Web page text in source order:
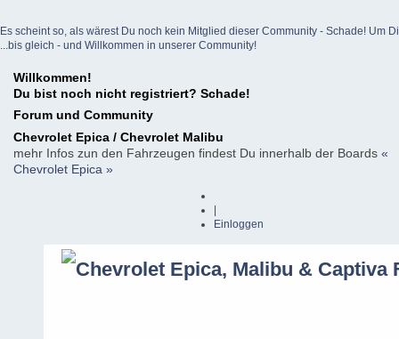
Es scheint so, als wärest Du noch kein Mitglied dieser Community - Schade! Um
...bis gleich - und Willkommen in unserer Community!
Willkommen!
Du bist noch nicht registriert? Schade!
Forum und Community
Chevrolet Epica / Chevrolet Malibu
mehr Infos zun den Fahrzeugen findest Du innerhalb der Boards «
Chevrolet Epica »
Einloggen